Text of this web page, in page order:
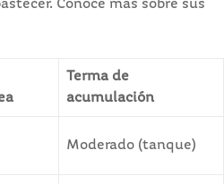
Conoce más sobre sus
Terma de
acumulación
Moderado (tanque)